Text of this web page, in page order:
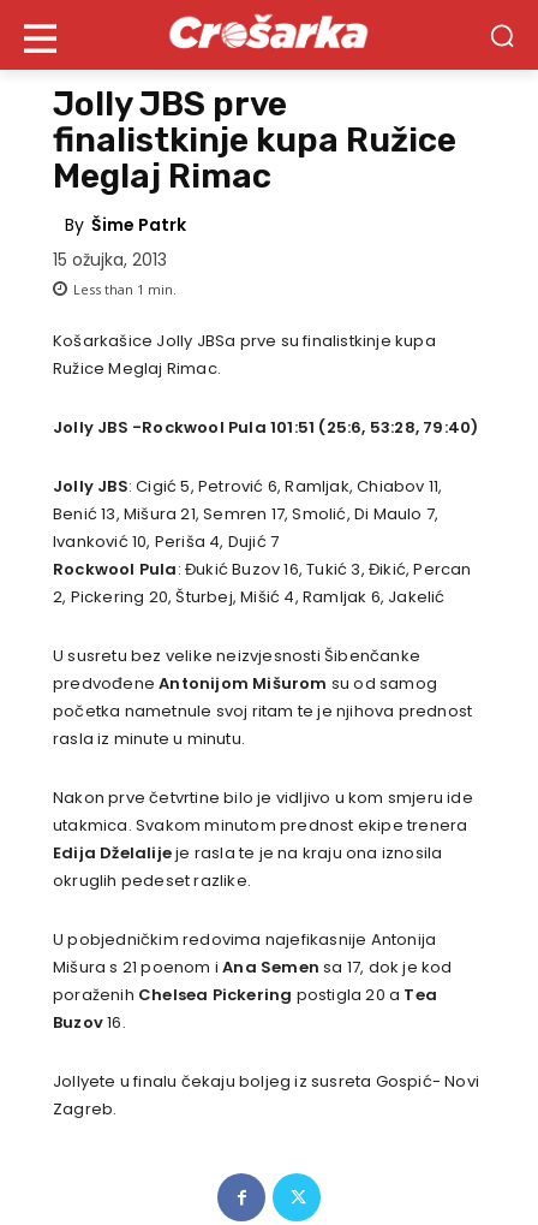
Jolly JBS prve
finalistkinje kupa Ružice
Meglaj Rimac
By Šime Patrk
15 ožujka, 2013
Less than 1 min.
Košarkašice Jolly JBSa prve su finalistkinje kupa
Ružice Meglaj Rimac.
Jolly JBS -Rockwool Pula 101:51 (25:6, 53:28, 79:40)
Jolly JBS: Cigić 5, Petrović 6, Ramljak, Chiabov 11,
Benić 13, Mišura 21, Semren 17, Smolić, Di Maulo 7,
Ivanković 10, Periša 4, Dujić 7
Rockwool Pula: Đukić Buzov 16, Tukić 3, Đikić, Percan
2, Pickering 20, Šturbej, Mišić 4, Ramljak 6, Jakelić
U susretu bez velike neizvjesnosti Šibenčanke
predvođene Antonijom Mišurom su od samog
početka nametnule svoj ritam te je njihova prednost
rasla iz minute u minutu.
Nakon prve četvrtine bilo je vidljivo u kom smjeru ide
utakmica. Svakom minutom prednost ekipe trenera
Edija Dželalijeje rasla te je na kraju ona iznosila
okruglih pedeset razlike.
U pobjedničkim redovima najefikasnije Antonija
Mišura s 21 poenom iAna Semen sa 17, dok je kod
poraženih Chelsea Pickering postigla 20 a Tea
Buzov16.
Jollyete u finalu čekaju boljeg iz susreta Gospić- Novi
Zagreb.